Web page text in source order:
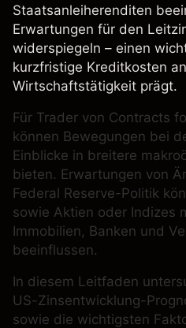
Staatsanleiherenditen
Erwartungen für den
widerspiegeln – einen
kurzfristige Kreditkosten
Wirtschaftstätigkeit prägt.
Für Trader von Contracts
können Bewegungen bei
Einblicke in breitere
bieten. Erwartungen von
Federal Reserve-Politik
sowie Aktien oder Indizes
Immobilien, Banken und
beeinflussen.
In diesem Leitfaden
US-Zinsentwicklung-
sowie die wichtigsten